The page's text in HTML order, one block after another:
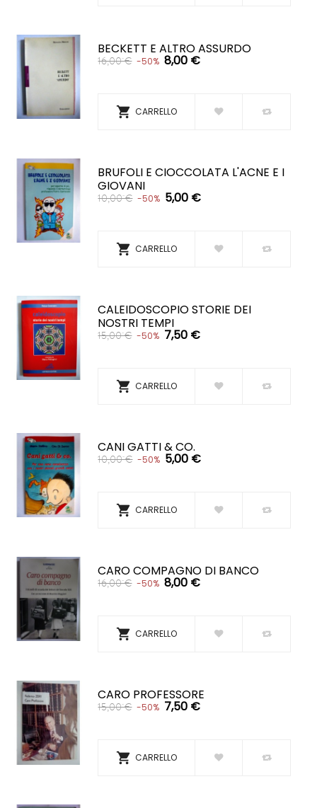
BECKETT E ALTRO ASSURDO
16,00 € -50% 8,00 €
 CARRELLO
BRUFOLI E CIOCCOLATA L'ACNE E I
GIOVANI
10,00 € -50% 5,00 €
 CARRELLO
CALEIDOSCOPIO STORIE DEI
NOSTRI TEMPI
15,00 € -50% 7,50 €
 CARRELLO
CANI GATTI & CO.
10,00 € -50% 5,00 €
 CARRELLO
CARO COMPAGNO DI BANCO
16,00 € -50% 8,00 €
 CARRELLO
CARO PROFESSORE
15,00 € -50% 7,50 €
 CARRELLO